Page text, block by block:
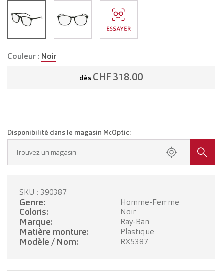
Couleur : Noir
dès CHF 318.00
Disponibilité dans le magasin McOptic:
Trouvez un magasin
SKU : 390387
Genre: Homme-Femme
Coloris: Noir
Marque: Ray-Ban
Matière monture: Plastique
Modèle / Nom: RX5387